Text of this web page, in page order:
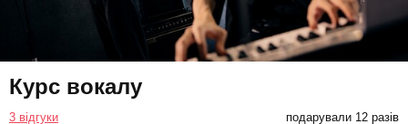
Курс вокалу
3 відгуки подарували 12 разів